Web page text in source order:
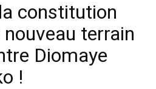
constitution
terrain
Diomaye
!